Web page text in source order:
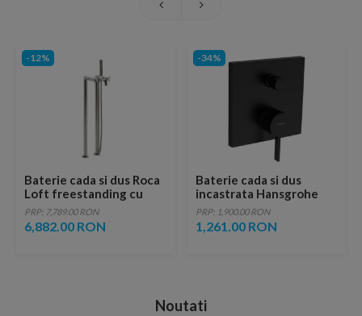
-12%
Baterie cada si dus Roca
Loft freestanding cu
para dus si furtun flexibil
PRP: 7,789.00 RON
6,882.00 RON
-34%
Baterie cada si dus
incastrata Hansgrohe
Finoris negru mat
PRP: 1,900.00 RON
1,261.00 RON
Noutati